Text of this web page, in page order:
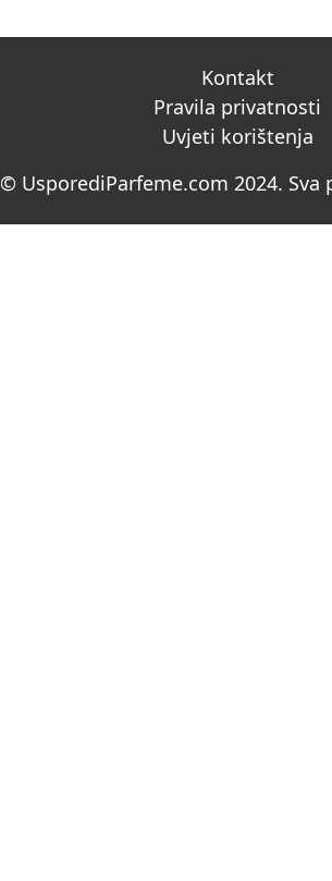
Kontakt
Pravila privatnosti
Uvjeti korištenja
© UsporediParfeme.com 2024. Sva